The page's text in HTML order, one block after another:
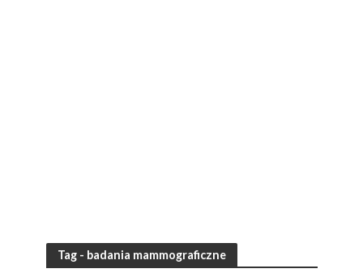
Tag - badania mammograficzne